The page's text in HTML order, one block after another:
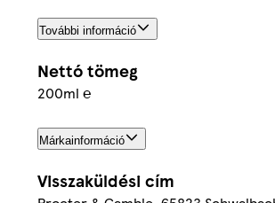
További információ
Nettó tömeg
200ml ℮
Márkainformáció
Visszaküldési cím